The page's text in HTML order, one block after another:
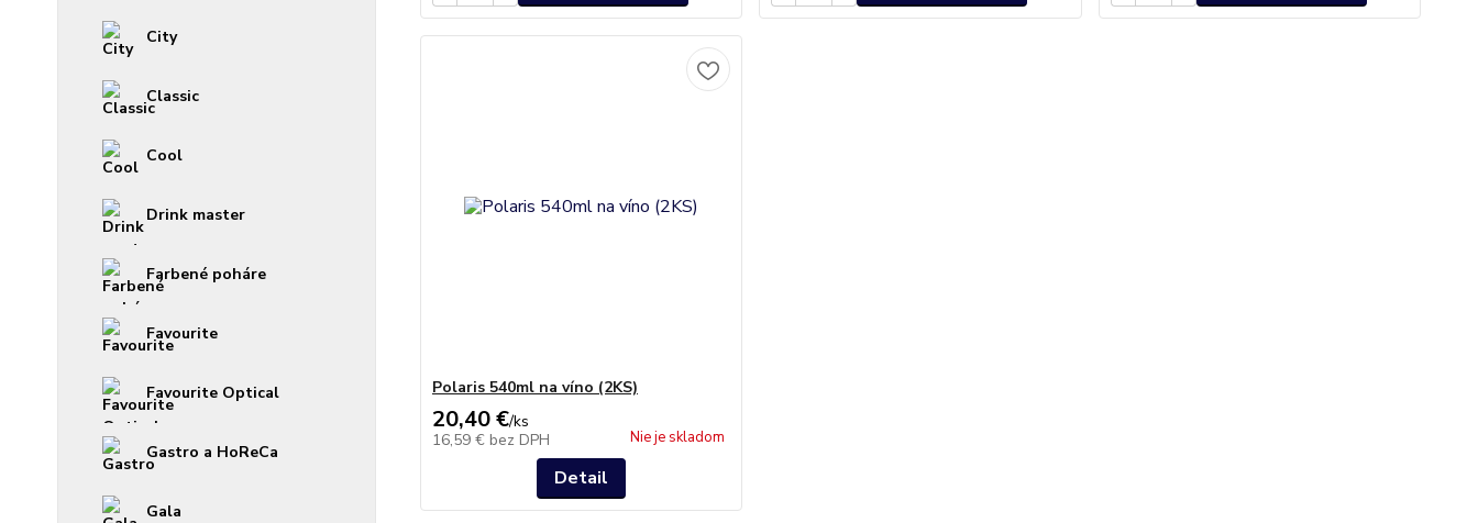
City
Classic
Cool
Drink master
Farbené poháre
Favourite
Favourite Optical
Gastro a HoReCa
Gala
Polaris 540ml na víno (2KS)
20,40 €/ks
16,59 € bez DPH Nie je skladom
Detail